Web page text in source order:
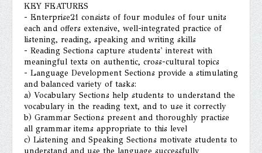
KEY FEATURES
- Enterprise21 consists of four modules of four units
each and offers extensive, well-integrated practice of
listening, reading, speaking and writing skills
- Reading Sections capture students' interest with
meaningful texts on authentic, cross-cultural topics
- Language Development Sections provide a stimulating
and balanced variety of tasks:
a) Vocabulary Sections help students to understand the
vocabulary in the reading text, and to use it correctly
b) Grammar Sections present and thoroughly practise
all grammar items appropriate to this level
c) Listening and Speaking Sections motivate students to
understand and use the language successfully